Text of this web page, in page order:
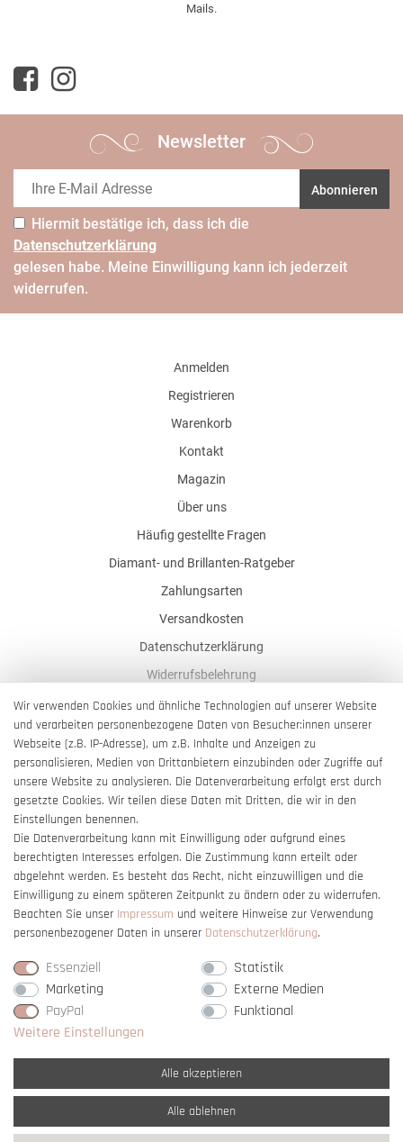
Mails.
Newsletter
Abonnieren
Hiermit bestätige ich, dass ich die
Daten­schutz­erklärung
gelesen habe. Meine Einwilligung kann ich jederzeit
widerrufen.
Anmelden
Registrieren
Warenkorb
Kontakt
Magazin
Über uns
Häufig gestellte Fragen
Diamant- und Brillanten-Ratgeber
Zahlungsarten
Versandkosten
Datenschutzerklärung
Widerrufsbelehrung
AGB
Impressum
Barrierefreiheitserklärung
Vertrag widerrufen
* Alle Preise verstehen sich inkl. gesetzl. MwSt. undzzgl. Versandkosten
Wir verwenden Cookies und ähnliche Technologien auf unserer Website
und verarbeiten personenbezogene Daten von Besucher:innen unserer
Webseite (z.B. IP-Adresse), um z.B. Inhalte und Anzeigen zu
personalisieren, Medien von Drittanbietern einzubinden oder Zugriffe auf
unsere Website zu analysieren. Die Datenverarbeitung erfolgt erst durch
gesetzte Cookies. Wir teilen diese Daten mit Dritten, die wir in den
Einstellungen benennen.
Die Datenverarbeitung kann mit Einwilligung oder aufgrund eines
berechtigten Interesses erfolgen. Die Zustimmung kann erteilt oder
abgelehnt werden. Es besteht das Recht, nicht einzuwilligen und die
Einwilligung zu einem späteren Zeitpunkt zu ändern oder zu widerrufen.
Beachten Sie unser Impressum und weitere Hinweise zur Verwendung
personenbezogener Daten in unserer Daten­schutz­erklärung.
Essenziell
Statistik
Marketing
Externe Medien
PayPal
Funktional
Weitere Einstellungen
Alle akzeptieren
Alle ablehnen